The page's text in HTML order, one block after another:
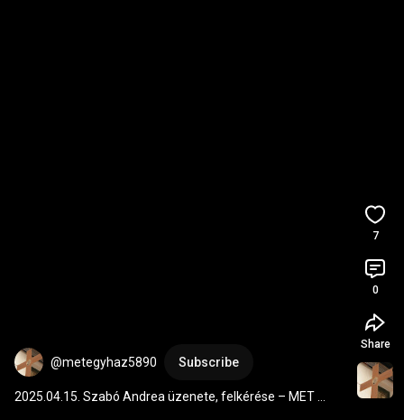
@metegyhaz5890 Subscribe
2025.04.15. Szabó Andrea üzenete, felkérése – MET
7
0
Share